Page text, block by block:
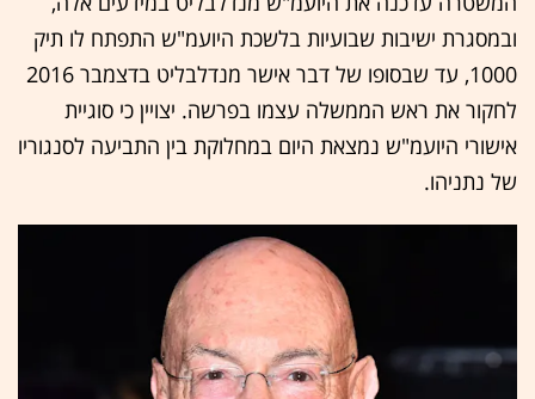
ובמסגרת ישיבות שבועיות בלשכת היועמ"ש התפתח לו תיק
1000, עד שבסופו של דבר אישר מנדלבליט בדצמבר 2016
לחקור את ראש הממשלה עצמו בפרשה. יצויין כי סוגיית
אישורי היועמ"ש נמצאת היום במחלוקת בין התביעה לסנגוריו
של נתניהו.